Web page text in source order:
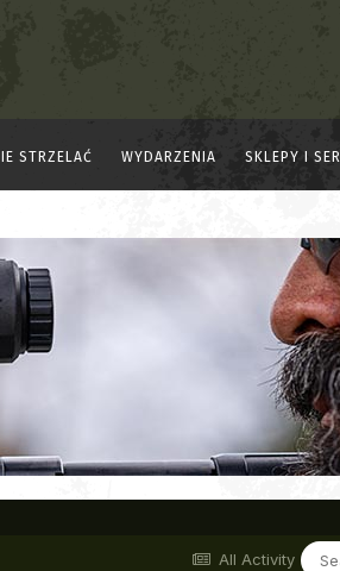
STRZELAĆ WYDARZENIA SKLEPY I